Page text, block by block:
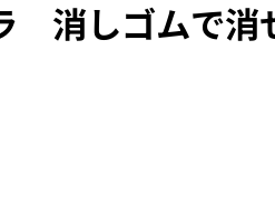
消しゴムで消